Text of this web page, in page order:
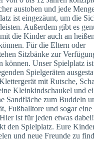
austoben und jede
ist eingezäunt, um die
Außerdem gibt es
die Kinder auch an
Für die Eltern oder
Sitzbänke zur
können. Unser Spielplatz
Spielgeräten
mit Rutsche,
Kleinkindschaukel und
Sandfläche zum Buddeln
Fußballtore und sogar eine
ist für jeden etwas
den Spielplatz. Eure
und neue Freunde zu